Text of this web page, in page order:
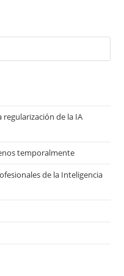
regularización de la IA
temporalmente
de la Inteligencia